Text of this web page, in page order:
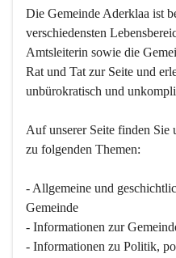
Die Gemeinde Aderklaa ist
verschiedensten
Amtsleiterin sowie die
Rat und Tat zur Seite und
unbürokratisch und
Auf unserer Seite finden Sie
zu folgenden Themen:
- Allgemeine und
Gemeinde
- Informationen zur
- Informationen zu Politik,